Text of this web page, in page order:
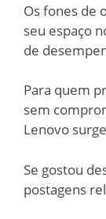
Os fones de
seu espaço
de
Para quem
sem
Lenovo
Se gostou
postagens